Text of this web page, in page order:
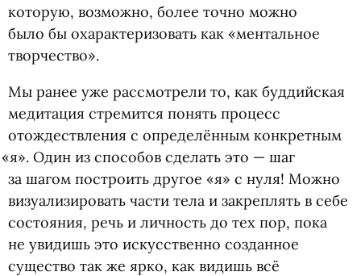
которую, возможно, более точно можно
было бы охарактеризовать как «ментальное
творчество».
Мы ранее уже рассмотрели то, как буддийская
медитация стремится понять процесс
отождествления с определённым конкретным
«я». Один из способов сделать это — шаг
за шагом построить другое «я» с нуля! Можно
визуализировать части тела и закреплять в себе
состояния, речь и личность до тех пор, пока
не увидишь это искусственно созданное
существо так же ярко, как видишь всё